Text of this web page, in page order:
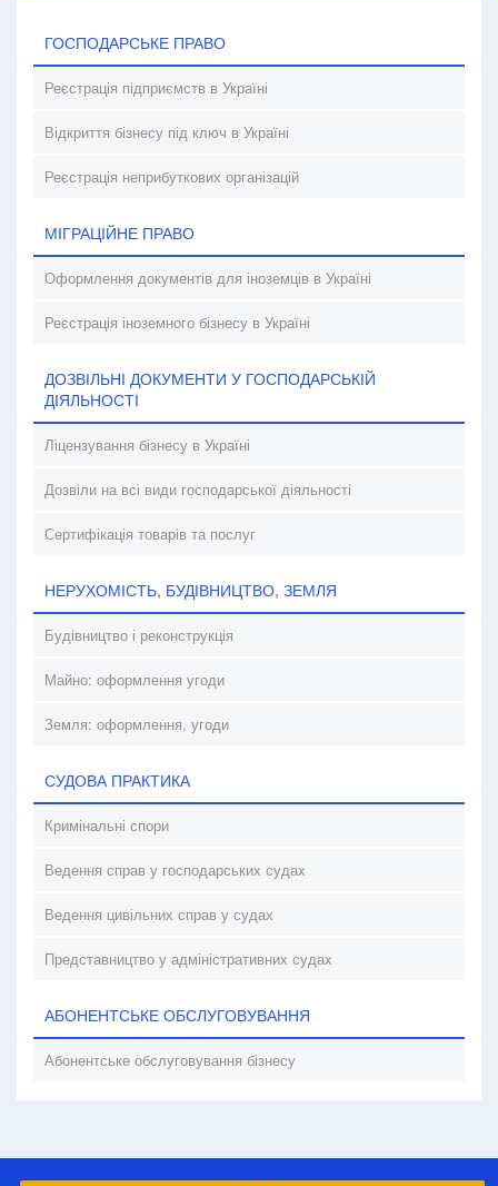
ГОСПОДАРСЬКЕ ПРАВО
Реєстрація підприємств в Україні
Відкриття бізнесу під ключ в Україні
Реєстрація неприбуткових організацій
МІГРАЦІЙНЕ ПРАВО
Оформлення документів для іноземців в Україні
Реєстрація іноземного бізнесу в Україні
ДОЗВІЛЬНІ ДОКУМЕНТИ У ГОСПОДАРСЬКІЙ
ДІЯЛЬНОСТІ
Ліцензування бізнесу в Україні
Дозвіли на всі види господарської діяльності
Сертифікація товарів та послуг
НЕРУХОМІСТЬ, БУДІВНИЦТВО, ЗЕМЛЯ
Будівництво і реконструкція
Майно: оформлення угоди
Земля: оформлення, угоди
СУДОВА ПРАКТИКА
Кримінальні спори
Ведення справ у господарських судах
Ведення цивільних справ у судах
Представництво у адміністративних судах
АБОНЕНТСЬКЕ ОБСЛУГОВУВАННЯ
Абонентське обслуговування бізнесу